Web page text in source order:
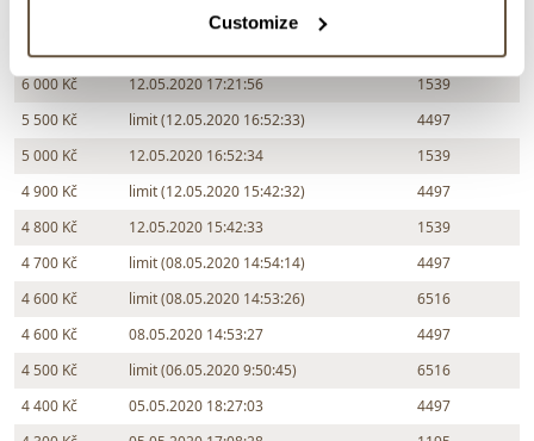
Customize
14.05.2020 13:41:36
6 500 Kč
6 000 Kč
12.05.2020 17:21:56
1539
5 500 Kč
limit (12.05.2020 16:52:33)
4497
5 000 Kč
12.05.2020 16:52:34
1539
4 900 Kč
limit (12.05.2020 15:42:32)
4497
4 800 Kč
12.05.2020 15:42:33
1539
4 700 Kč
limit (08.05.2020 14:54:14)
4497
4 600 Kč
limit (08.05.2020 14:53:26)
6516
4 600 Kč
08.05.2020 14:53:27
4497
4 500 Kč
limit (06.05.2020 9:50:45)
6516
4 400 Kč
05.05.2020 18:27:03
4497